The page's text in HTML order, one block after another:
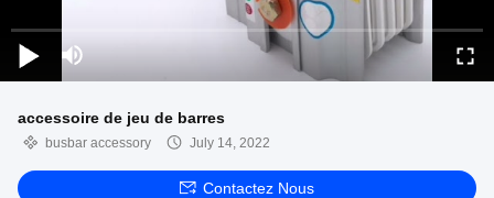
accessoire de jeu de barres
busbar accessory July 14, 2022
Contactez Nous